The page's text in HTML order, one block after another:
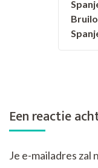
Een reactie
Je e-mailadres